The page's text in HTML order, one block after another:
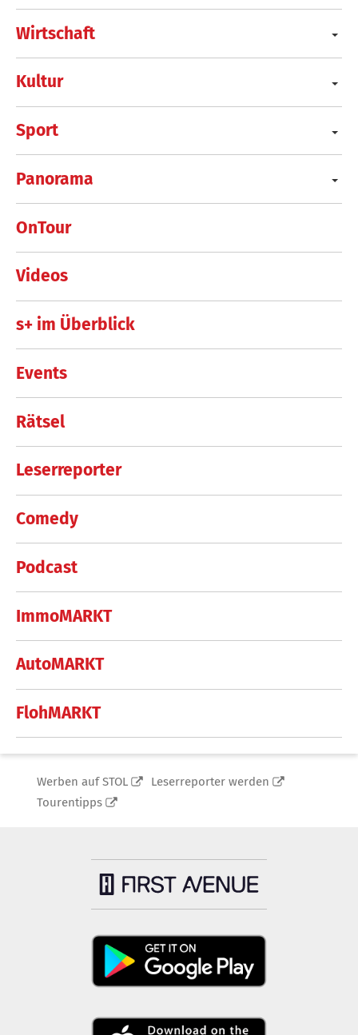
Wirtschaft
Kultur
Sport
Panorama
OnTour
Videos
s+ im Überblick
Events
Rätsel
Leserreporter
Comedy
Podcast
ImmoMARKT
AutoMARKT
FlohMARKT
Werben auf STOL
Leserreporter werden
Tourentipps